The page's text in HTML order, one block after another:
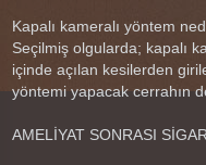
Kapalı kameralı yöntem
Seçilmiş olgularda; kapalı
içinde açılan kesilerden
yöntemi yapacak cerrahın
AMELİYAT SONRASI